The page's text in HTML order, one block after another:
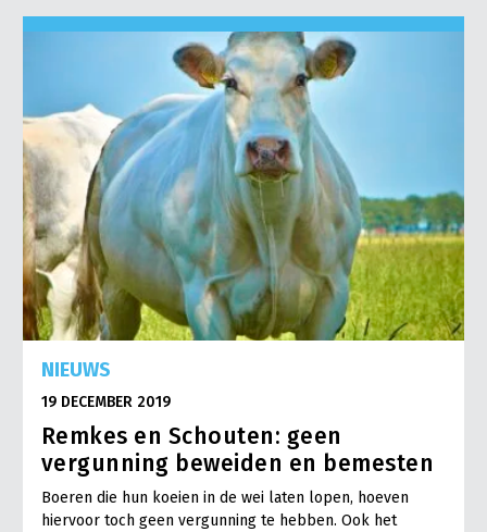
NIEUWS
19 DECEMBER 2019
Remkes en Schouten: geen
vergunning beweiden en bemesten
Boeren die hun koeien in de wei laten lopen, hoeven
hiervoor toch geen vergunning te hebben. Ook het